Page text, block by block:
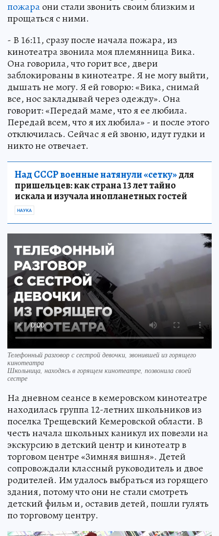
пожараони стали звонить своим близким и
прощаться с ними.
- В 16:11, сразу после начала пожара, из
кинотеатра звонила моя племянница Вика.
Она говорила, что горит все, двери
заблокированы в кинотеатре. Я не могу выйти,
дышать не могу. Я ей говорю: «Вика, снимай
все, нос закладывай через одежду». Она
говорит: «Передай маме, что я ее любила.
Передай всем, что я их любила» - и после этого
отключилась. Сейчас я ей звоню, идут гудки и
никто не отвечает.
Над СССР военные натянули «сетку»для
пришельцев: как страна 13 лет тайно
искала и изучала инопланетных гостей
НАУКА
Телефонный разговор с сестрой девочки, звонившей из горящего
кинотеатра
Школьница, находясь в горящем кинотеатре, позвонила своей
сестре
На дневном сеансе в кемеровском кинотеатре
находилась группа 12-летних школьников из
поселка Трещевский Кемеровской области. В
честь начала школьных каникул их повезли на
экскурсию в детский центр и кинотеатр в
торговом центре «Зимняя вишня». Детей
сопровождали классный руководитель и двое
родителей. Им удалось выбраться из горящего
здания, потому что они не стали смотреть
детский фильм и, оставив детей, пошли гулять
по торговому центру.